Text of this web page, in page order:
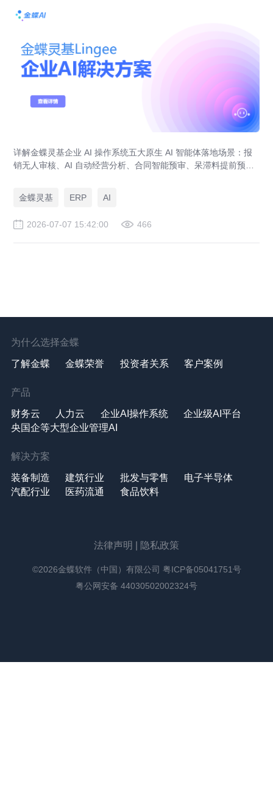
详解金蝶灵基企业 AI 操作系统五大原生 AI 智能体落地场景：报
销无人审核、AI 自动经营分析、合同智能预审、呆滞料提前预
金蝶灵基
ERP AI
2026-07-07 15:42:00 466
为什么选择金蝶
了解金蝶 金蝶荣誉 投资者关系 客户案例
产品
财务云 人力云 企业AI操作系统
企业级AI平台
央国企等大型企业管理AI
解决方案
装备制造 建筑行业 批发与零售
电子半导体
汽配行业
医药流通 食品饮料
法律声明 隐私政策
©2026金蝶软件（中国）有限公司 粤ICP备05041751号
粤公网安备 44030502002324号